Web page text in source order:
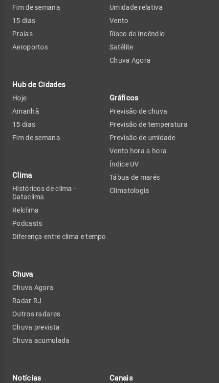
Fim de semana
15 dias
Praias
Aeroportos
Hub de Cidades
Hoje
Amanhã
15 dias
Fim de semana
Clima
Históricos de clima -
Dataclima
Relclima
Podcasts
Diferença entre clima e tempo
Chuva
Chuva Agora
Radar RJ
Outros radares
Chuva prevista
Chuva acumulada
Umidade relativa
Vento
Risco de Incêndio
Satélite
Chuva Agora
Gráficos
Previsão de chuva
Previsão de temperatura
Previsão de umidade
Vento hora a hora
Índice UV
Tábua de marés
Climatologia
Notícias Canais